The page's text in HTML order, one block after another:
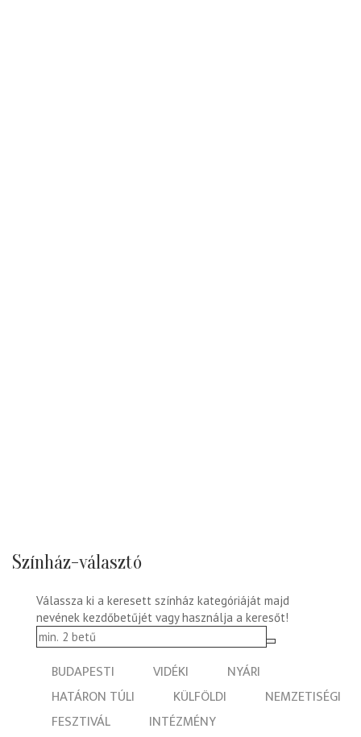
Színház-választó
Válassza ki a keresett színház kategóriáját majd
nevének kezdőbetűjét vagy használja a keresőt!
BUDAPESTI VIDÉKI
NYÁRI
HATÁRON TÚLI
KÜLFÖLDI
NEMZETISÉGI
FESZTIVÁL
INTÉZMÉNY